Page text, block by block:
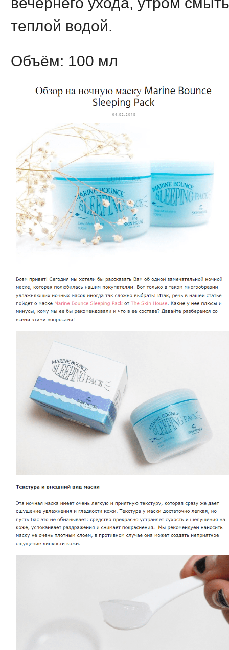
теплой водой.
Объём: 100 мл